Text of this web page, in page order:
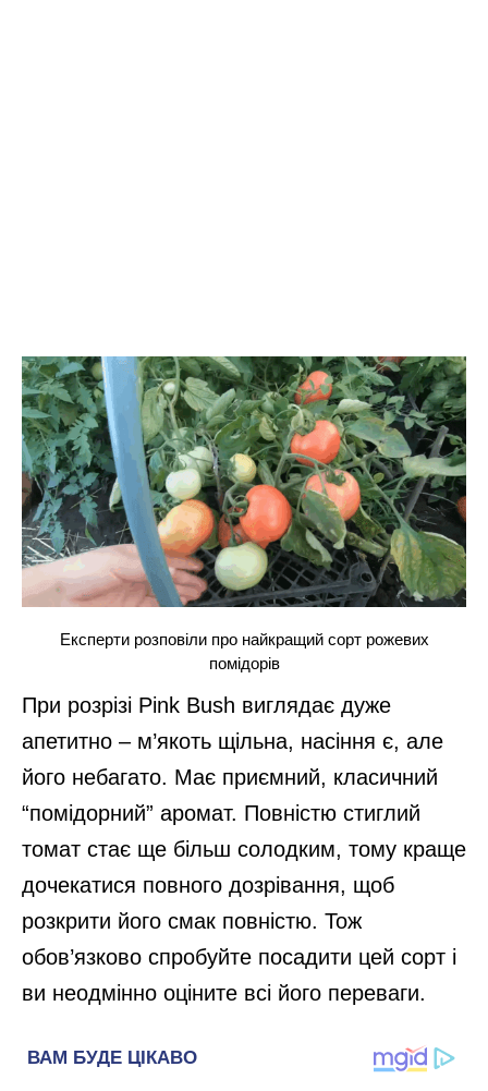
Експерти розповіли про найкращий сорт рожевих
помідорів
При розрізі Pink Bush виглядає дуже
апетитно – м’якоть щільна, насіння є, але
його небагато. Має приємний, класичний
“помідорний” аромат. Повністю стиглий
томат стає ще більш солодким, тому краще
дочекатися повного дозрівання, щоб
розкрити його смак повністю. Тож
обов’язково спробуйте посадити цей сорт і
ви неодмінно оціните всі його переваги.